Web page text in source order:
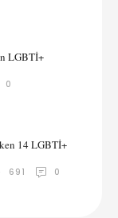
LGBTİ+
0
14 LGBTİ+
691 0